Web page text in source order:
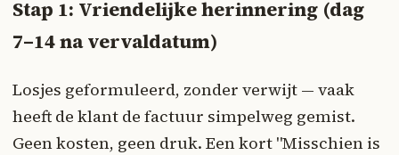
Stap 1: Vriendelijke herinnering (dag
7–14 na vervaldatum)
Losjes geformuleerd, zonder verwijt — vaak
heeft de klant de factuur simpelweg gemist.
Geen kosten, geen druk. Een kort "Misschien is